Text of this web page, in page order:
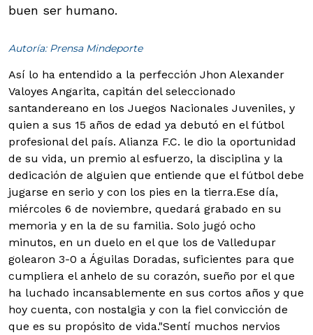
buen ser humano.
Autoría: Prensa Mindeporte
Así lo ha entendido a la perfección Jhon Alexander
Valoyes Angarita, capitán del seleccionado
santandereano en los Juegos Nacionales Juveniles, y
quien a sus 15 años de edad ya debutó en el fútbol
profesional del país. Alianza F.C. le dio la oportunidad
de su vida, un premio al esfuerzo, la disciplina y la
dedicación de alguien que entiende que el fútbol debe
jugarse en serio y con los pies en la tierra.Ese día,
miércoles 6 de noviembre, quedará grabado en su
memoria y en la de su familia. Solo jugó ocho
minutos, en un duelo en el que los de Valledupar
golearon 3-0 a Águilas Doradas, suficientes para que
cumpliera el anhelo de su corazón, sueño por el que
ha luchado incansablemente en sus cortos años y que
hoy cuenta, con nostalgia y con la fiel convicción de
que es su propósito de vida."Sentí muchos nervios